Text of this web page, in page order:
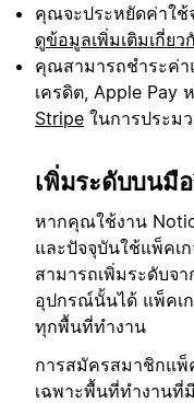
คุณจะประหยัดค่าใช้
ดูข้อมูลเพิ่มเติมเกี่ยว
คุณสามารถชำระค่า
เครดิต, Apple Pay
Stripe ในการประม
เพิ่มระดับบนมื
หากคุณใช้งาน
และปัจจุบันใช้แพ็คเ
สามารถเพิ่มระดับจ
อุปกรณ์นั้นได้ แพ็คเ
ทุกพื้นที่ทำงาน
การสมัครสมาชิกแพ็
เฉพาะพื้นที่ทำงานที่